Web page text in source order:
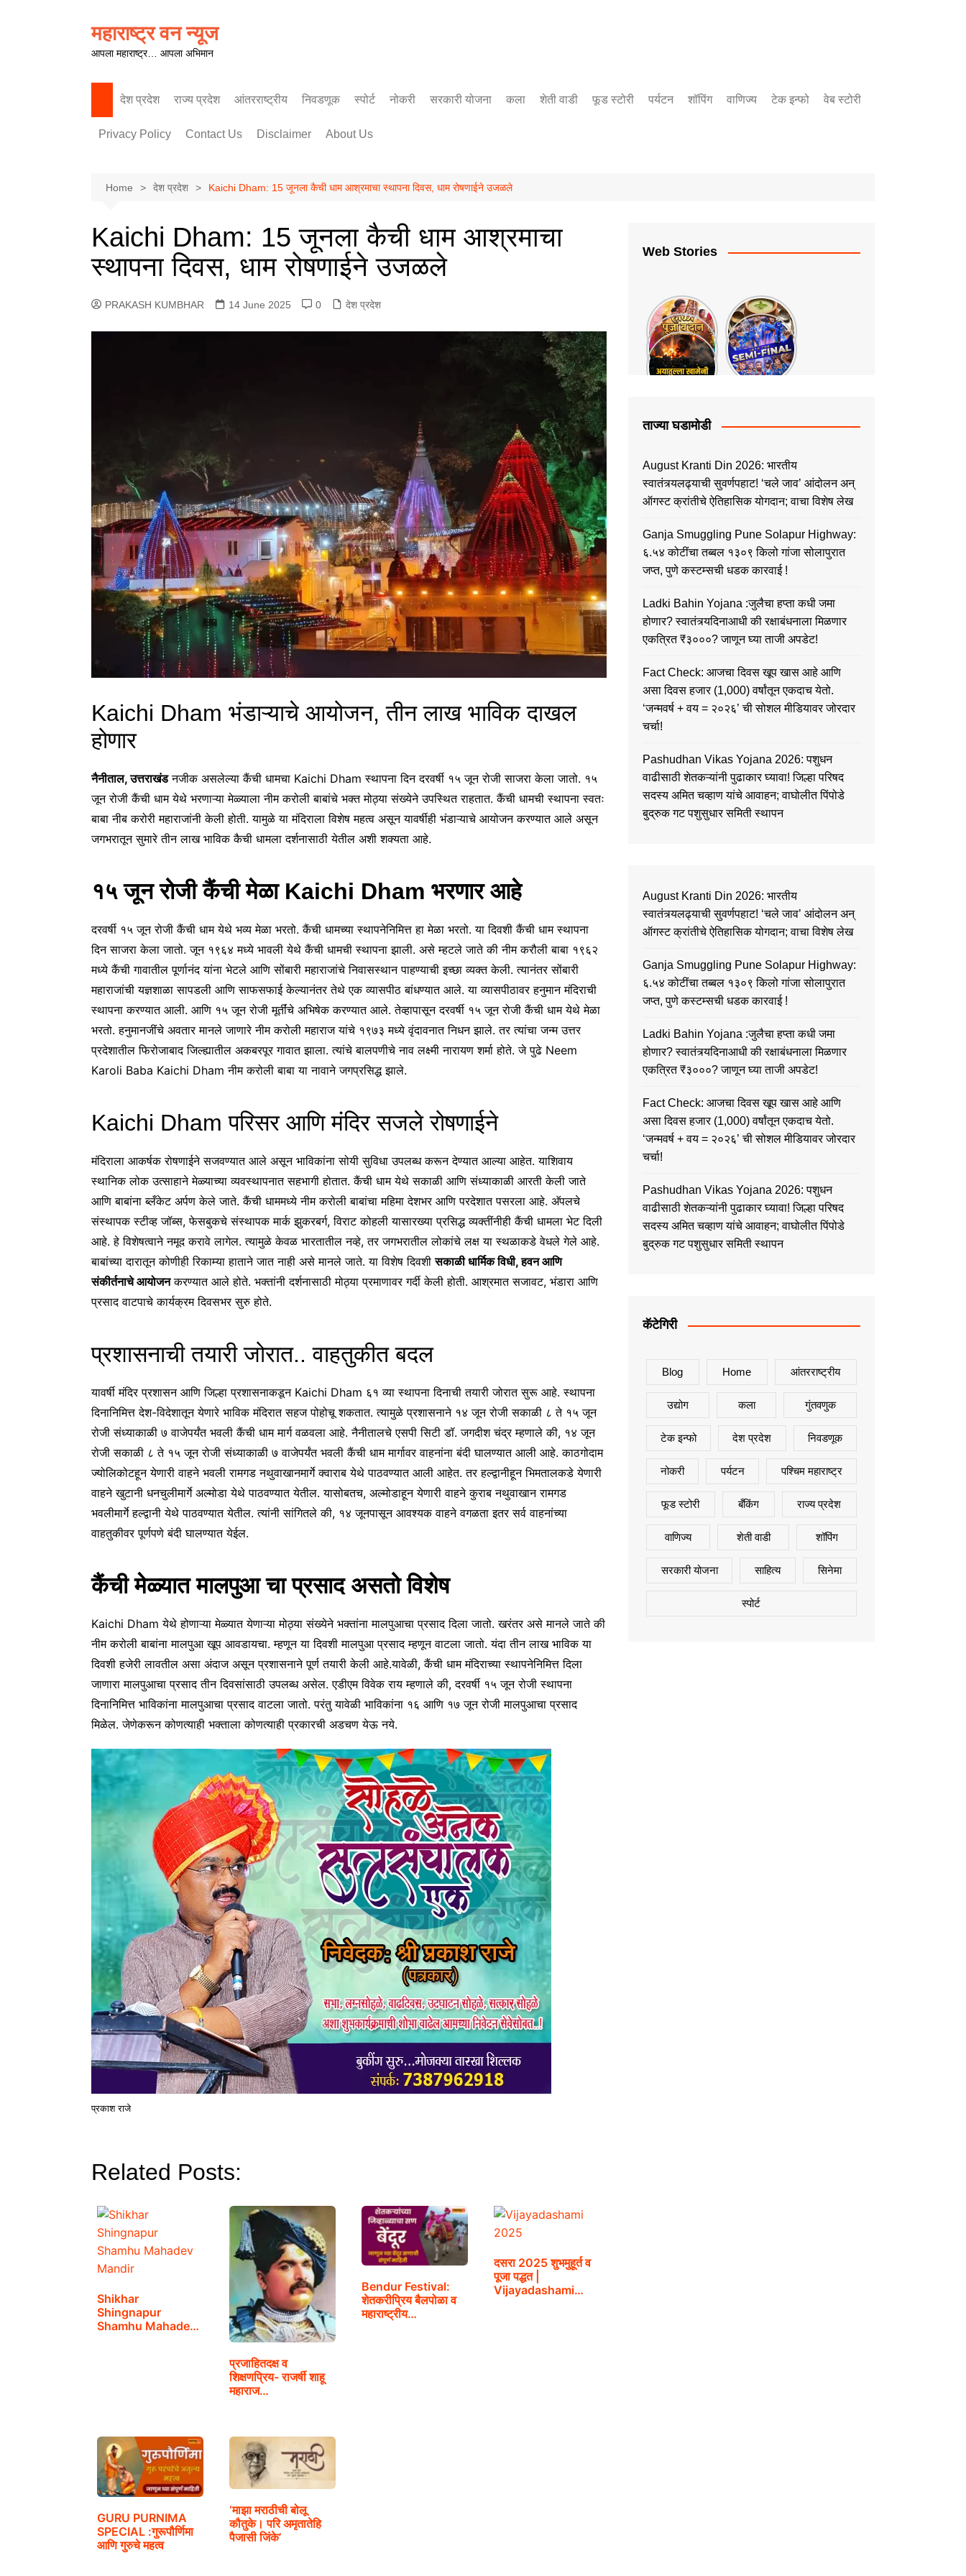
महाराष्ट्र वन न्यूज
आपला महाराष्ट्र… आपला अभिमान
देश प्रदेश राज्य प्रदेश
पश्चिम महाराष्ट्र
आंतरराष्ट्रीय निवडणूक स्पोर्ट नोकरी सरकारी योजना कला शेती वाडी फूड स्टोरी पर्यटन शॉपिंग वाणिज्य टेक इन्फो वेब स्टोरी
Privacy Policy Contact Us Disclaimer About Us
Home देश प्रदेश Kaichi Dham: 15 जूनला कैची धाम आश्रमाचा स्थापना दिवस, धाम रोषणाईने उजळले
Kaichi Dham: 15 जूनला कैची धाम आश्रमाचा
स्थापना दिवस, धाम रोषणाईने उजळले
PRAKASH KUMBHAR 14 June 2025 0 देश प्रदेश
Kaichi Dham भंडाऱ्याचे आयोजन, तीन लाख भाविक दाखल
होणार
नैनीताल, उत्तराखंडनजीक असलेल्या कैंची धामचा Kaichi Dham स्थापना दिन दरवर्षी १५ जून रोजी साजरा केला जातो. १५
जून रोजी कैंची धाम येथे भरणाऱ्या मेळ्याला नीम करोली बाबांचे भक्त मोठ्या संख्येने उपस्थित राहतात. कैंची धामची स्थापना स्वतः
बाबा नीब करोरी महाराजांनी केली होती. यामुळे या मंदिराला विशेष महत्व असून यावर्षीही भंडाऱ्याचे आयोजन करण्यात आले असून
जगभरातून सुमारे तीन लाख भाविक कैची धामला दर्शनासाठी येतील अशी शक्यता आहे.
१५ जून रोजी कैंची मेळा Kaichi Dham भरणार आहे
दरवर्षी १५ जून रोजी कैंची धाम येथे भव्य मेळा भरतो. कैंची धामच्या स्थापनेनिमित्त हा मेळा भरतो. या दिवशी कैंची धाम स्थापना
दिन साजरा केला जातो. जून १९६४ मध्ये भावली येथे कैंची धामची स्थापना झाली. असे म्हटले जाते की नीम करौली बाबा १९६२
मध्ये कैंची गावातील पूर्णानंद यांना भेटले आणि सोंबारी महाराजांचे निवासस्थान पाहण्याची इच्छा व्यक्त केली. त्यानंतर सोंबारी
महाराजांची यज्ञशाळा सापडली आणि साफसफाई केल्यानंतर तेथे एक व्यासपीठ बांधण्यात आले. या व्यासपीठावर हनुमान मंदिराची
स्थापना करण्यात आली. आणि १५ जून रोजी मूर्तींचे अभिषेक करण्यात आले. तेव्हापासून दरवर्षी १५ जून रोजी कैंची धाम येथे मेळा
भरतो. हनुमानजींचे अवतार मानले जाणारे नीम करोली महाराज यांचे १९७३ मध्ये वृंदावनात निधन झाले. तर त्यांचा जन्म उत्तर
प्रदेशातील फिरोजाबाद जिल्ह्यातील अकबरपूर गावात झाला. त्यांचे बालपणीचे नाव लक्ष्मी नारायण शर्मा होते. जे पुढे Neem
Karoli Baba Kaichi Dham नीम करोली बाबा या नावाने जगप्रसिद्ध झाले.
Kaichi Dham परिसर आणि मंदिर सजले रोषणाईने
मंदिराला आकर्षक रोषणाईने सजवण्यात आले असून भाविकांना सोयी सुविधा उपलब्ध करून देण्यात आल्या आहेत. याशिवाय
स्थानिक लोक उत्साहाने मेळ्याच्या व्यवस्थापनात सहभागी होतात. कैंची धाम येथे सकाळी आणि संध्याकाळी आरती केली जाते
आणि बाबांना ब्लँकेट अर्पण केले जाते. कैंची धाममध्ये नीम करोली बाबांचा महिमा देशभर आणि परदेशात पसरला आहे. अ‍ॅपलचे
संस्थापक स्टीव्ह जॉब्स, फेसबुकचे संस्थापक मार्क झुकरबर्ग, विराट कोहली यासारख्या प्रसिद्ध व्यक्तींनीही कैंची धामला भेट दिली
आहे. हे विशेषत्वाने नमूद करावे लागेल. त्यामुळे केवळ भारतातील नव्हे, तर जगभरातील लोकांचे लक्ष या स्थळाकडे वेधले गेले आहे.
बाबांच्या दारातून कोणीही रिकाम्या हाताने जात नाही असे मानले जाते. या विशेष दिवशीसकाळी धार्मिक विधी, हवन आणि
संकीर्तनाचे आयोजनकरण्यात आले होते. भक्तांनी दर्शनासाठी मोठ्या प्रमाणावर गर्दी केली होती. आश्रमात सजावट, भंडारा आणि
प्रसाद वाटपाचे कार्यक्रम दिवसभर सुरु होते.
प्रशासनाची तयारी जोरात.. वाहतुकीत बदल
यावर्षी मंदिर प्रशासन आणि जिल्हा प्रशासनाकडून Kaichi Dham ६१ व्या स्थापना दिनाची तयारी जोरात सुरू आहे. स्थापना
दिनानिमित्त देश-विदेशातून येणारे भाविक मंदिरात सहज पोहोचू शकतात. त्यामुळे प्रशासनाने १४ जून रोजी सकाळी ८ ते १५ जून
रोजी संध्याकाळी ७ वाजेपर्यंत भवली कैंची धाम मार्ग वळवला आहे. नैनीतालचे एसपी सिटी डॉ. जगदीश चंद्र म्हणाले की, १४ जून
रोजी सकाळी ८ ते १५ जून रोजी संध्याकाळी ७ वाजेपर्यंत भवली कैंची धाम मार्गावर वाहनांना बंदी घालण्यात आली आहे. काठगोदाम
ज्योलिकोटहून येणारी वाहने भवली रामगड नथुवाखानमार्गे क्वाराब येथे पाठवण्यात आली आहेत. तर हल्द्वानीहून भिमतालकडे येणारी
वाहने खुटानी धनचुलीमार्गे अल्मोडा येथे पाठवण्यात येतील. यासोबतच, अल्मोडाहून येणारी वाहने कुराब नथुवाखान रामगड
भवलीमार्गे हल्द्वानी येथे पाठवण्यात येतील. त्यांनी सांगितले की, १४ जूनपासून आवश्यक वाहने वगळता इतर सर्व वाहनांच्या
वाहतुकीवर पूर्णपणे बंदी घालण्यात येईल.
कैंची मेळ्यात मालपुआ चा प्रसाद असतो विशेष
Kaichi Dham येथे होणाऱ्या मेळ्यात येणाऱ्या मोठ्या संख्येने भक्तांना मालपुआचा प्रसाद दिला जातो. खरंतर असे मानले जाते की
नीम करोली बाबांना मालपुआ खूप आवडायचा. म्हणून या दिवशी मालपुआ प्रसाद म्हणून वाटला जातो. यंदा तीन लाख भाविक या
दिवशी हजेरी लावतील असा अंदाज असून प्रशासनाने पूर्ण तयारी केली आहे.यावेळी, कैंची धाम मंदिराच्या स्थापनेनिमित्त दिला
जाणारा मालपुआचा प्रसाद तीन दिवसांसाठी उपलब्ध असेल. एडीएम विवेक राय म्हणाले की, दरवर्षी १५ जून रोजी स्थापना
दिनानिमित्त भाविकांना मालपुआचा प्रसाद वाटला जातो. परंतु यावेळी भाविकांना १६ आणि १७ जून रोजी मालपुआचा प्रसाद
मिळेल. जेणेकरून कोणत्याही भक्ताला कोणत्याही प्रकारची अडचण येऊ नये.
प्रकाश राजे
Related Posts:
Shikhar
Shingnapur
Shamhu Mahadev
प्रजाहितदक्ष व
शिक्षणप्रिय- राजर्षी शाहू
महाराज…
Bendur Festival:
शेतकरीप्रिय बैलपोळा व
महाराष्ट्रीय…
दसरा 2025 शुभमुहूर्त व
पूजा पद्धत |
Vijayadashami
GURU PURNIMA
SPECIAL :गुरूपौर्णिमा
आणि गुरुचे महत्व
‘माझा मराठीची बोलू
कौतुके। परि अमृतातेहि
पैजासी जिंके’
Web Stories
ताज्या घडामोडी
August Kranti Din 2026: भारतीय
स्वातंत्र्यलढ्याची सुवर्णपहाट! ‘चले जाव’ आंदोलन अन्
ऑगस्ट क्रांतीचे ऐतिहासिक योगदान; वाचा विशेष लेख
Ganja Smuggling Pune Solapur Highway:
६.५४ कोटींचा तब्बल १३०९ किलो गांजा सोलापुरात
जप्त, पुणे कस्टम्सची धडक कारवाई !
Ladki Bahin Yojana :जुलैचा हप्ता कधी जमा
होणार? स्वातंत्र्यदिनाआधी की रक्षाबंधनाला मिळणार
एकत्रित ₹३०००? जाणून घ्या ताजी अपडेट!
Fact Check: आजचा दिवस खूप खास आहे आणि
असा दिवस हजार (1,000) वर्षांतून एकदाच येतो.
‘जन्मवर्ष + वय = २०२६’ ची सोशल मीडियावर जोरदार
चर्चा!
Pashudhan Vikas Yojana 2026: पशुधन
वाढीसाठी शेतकऱ्यांनी पुढाकार घ्यावा! जिल्हा परिषद
सदस्य अमित चव्हाण यांचे आवाहन; वाघोलीत पिंपोडे
बुद्रुक गट पशुसुधार समिती स्थापन
August Kranti Din 2026: भारतीय
स्वातंत्र्यलढ्याची सुवर्णपहाट! ‘चले जाव’ आंदोलन अन्
ऑगस्ट क्रांतीचे ऐतिहासिक योगदान; वाचा विशेष लेख
Ganja Smuggling Pune Solapur Highway:
६.५४ कोटींचा तब्बल १३०९ किलो गांजा सोलापुरात
जप्त, पुणे कस्टम्सची धडक कारवाई !
Ladki Bahin Yojana :जुलैचा हप्ता कधी जमा
होणार? स्वातंत्र्यदिनाआधी की रक्षाबंधनाला मिळणार
एकत्रित ₹३०००? जाणून घ्या ताजी अपडेट!
Fact Check: आजचा दिवस खूप खास आहे आणि
असा दिवस हजार (1,000) वर्षांतून एकदाच येतो.
‘जन्मवर्ष + वय = २०२६’ ची सोशल मीडियावर जोरदार
चर्चा!
Pashudhan Vikas Yojana 2026: पशुधन
वाढीसाठी शेतकऱ्यांनी पुढाकार घ्यावा! जिल्हा परिषद
सदस्य अमित चव्हाण यांचे आवाहन; वाघोलीत पिंपोडे
बुद्रुक गट पशुसुधार समिती स्थापन
कॅटेगिरी
Blog Home आंतरराष्ट्रीय
उद्योग कला गुंतवणुक
टेक इन्फो देश प्रदेश निवडणूक
नोकरी पर्यटन पश्चिम महाराष्ट्र
फूड स्टोरी बँकिंग राज्य प्रदेश
वाणिज्य शेती वाडी शॉपिंग
सरकारी योजना साहित्य सिनेमा
स्पोर्ट